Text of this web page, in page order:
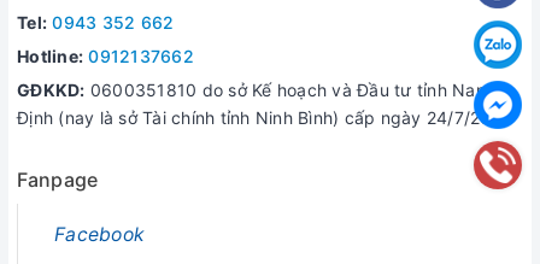
Tel: 0943 352 662
Hotline: 0912137662
GĐKKD: 0600351810 do sở Kế hoạch và Đầu tư tỉnh Nam
Định (nay là sở Tài chính tỉnh Ninh Bình) cấp ngày 24/7/2006
Fanpage
Facebook